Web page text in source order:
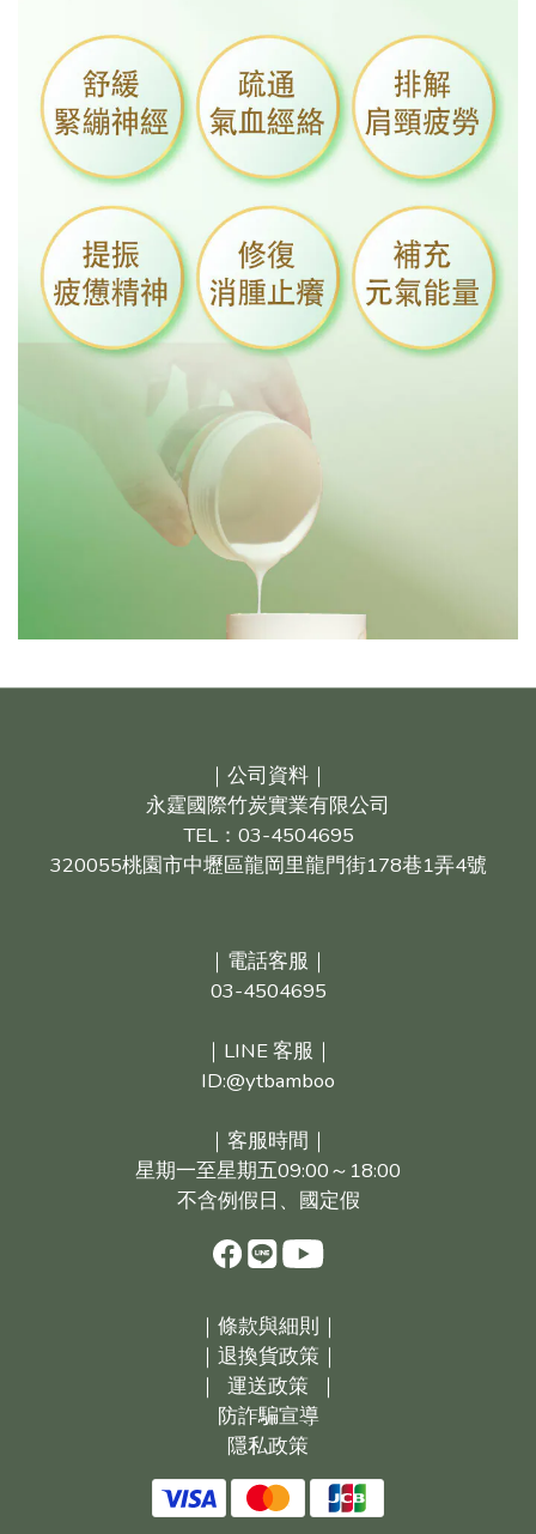
｜公司資料｜
永霆國際竹炭實業有限公司
TEL：03-4504695
320055桃園市中壢區龍岡里龍門街178巷1弄4號
｜電話客服｜
03-4504695
｜LINE 客服｜
ID:@ytbamboo
｜客服時間｜
星期一至星期五09:00～18:00
不含例假日、國定假
｜ 條款與細則｜
｜ 退換貨政策｜
｜ 運送政策 ｜
防詐騙宣導
隱私政策